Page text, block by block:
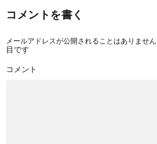
コメントを書く
メールアドレスが公開されることはありません
目です
コメント